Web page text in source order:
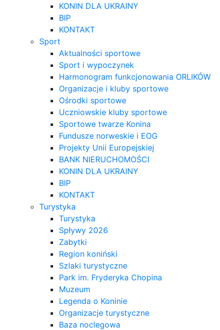
KONIN DLA UKRAINY
BIP
KONTAKT
Sport
Aktualności sportowe
Sport i wypoczynek
Harmonogram funkcjonowania ORLIKÓW
Organizacje i kluby sportowe
Ośrodki sportowe
Uczniowskie kluby sportowe
Sportowe twarze Konina
Fundusze norweskie i EOG
Projekty Unii Europejskiej
BANK NIERUCHOMOŚCI
KONIN DLA UKRAINY
BIP
KONTAKT
Turystyka
Turystyka
Spływy 2026
Zabytki
Region koniński
Szlaki turystyczne
Park im. Fryderyka Chopina
Muzeum
Legenda o Koninie
Organizacje turystyczne
Baza noclegowa